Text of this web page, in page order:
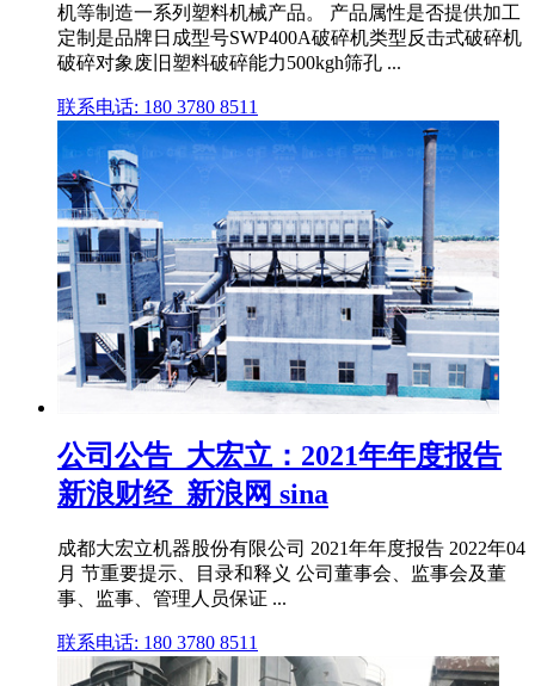
机等制造一系列塑料机械产品。 产品属性是否提供加工
定制是品牌日成型号SWP400A破碎机类型反击式破碎机
破碎对象废旧塑料破碎能力500kgh筛孔 ...
联系电话: 180 3780 8511
公司公告_大宏立：2021年年度报告
新浪财经_新浪网 sina
成都大宏立机器股份有限公司 2021年年度报告 2022年04
月 节重要提示、目录和释义 公司董事会、监事会及董
事、监事、管理人员保证 ...
联系电话: 180 3780 8511